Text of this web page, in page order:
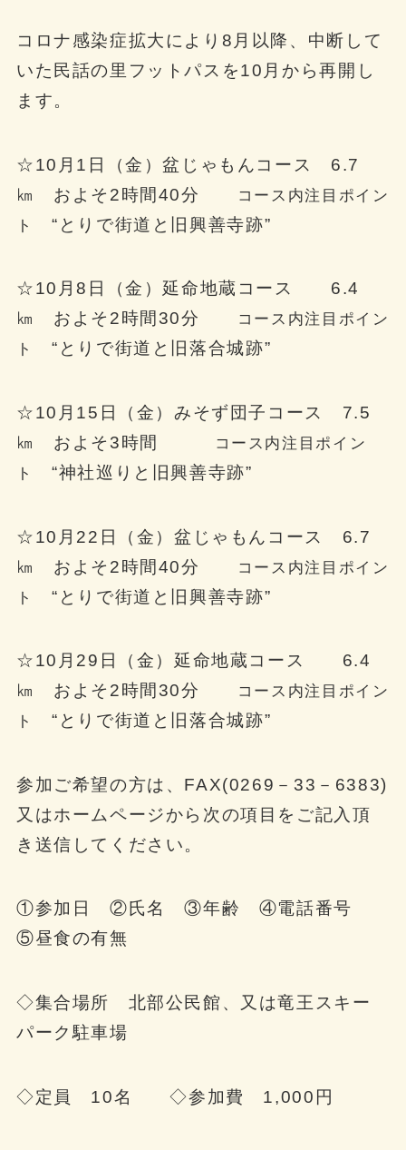
コロナ感染症拡大により8月以降、中断して
いた民話の里フットパスを10月から再開し
ます。
☆10月1日（金）盆じゃもんコース 6.7
㎞ およそ2時間40分
コース内注目ポイン
ト
“ とりで街道と旧興善寺跡”
☆10月8日（金）延命地蔵コース 6.4
㎞ およそ2時間30分
コース内注目ポイン
ト
“ とりで街道と旧落合城跡”
☆10月15日（金）みそず団子コース 7.5
㎞ およそ3時間
コース内注目ポイン
ト
“神社巡りと旧興善寺跡”
☆10月22日（金）盆じゃもんコース 6.7
㎞ およそ2時間40分
コース内注目ポイン
ト
“ とりで街道と旧興善寺跡”
☆10月29日（金）延命地蔵コース 6.4
㎞ およそ2時間30分
コース内注目ポイン
ト
“ とりで街道と旧落合城跡”
参加ご希望の方は、FAX(0269－33－6383)
又はホームページから次の項目をご記入頂
き送信してください。
①参加日 ②氏名 ③年齢 ④電話番号
⑤昼食の有無
◇集合場所 北部公民館、又は竜王スキー
パーク駐車場
◇定員 10名 ◇参加費 1,000円